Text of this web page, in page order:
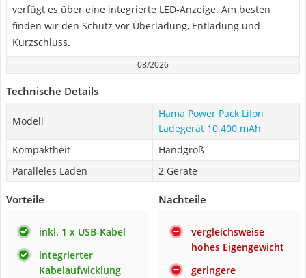
verfügt es über eine integrierte LED-Anzeige. Am besten
finden wir den Schutz vor Überladung, Entladung und
Kurzschluss.
08/2026
Technische Details
Modell
Hama Power Pack LiIon
Ladegerät 10.400 mAh
Kompaktheit
Handgroß
Paralleles Laden
2 Geräte
Vorteile
inkl. 1 x USB-Kabel
integrierter
Kabelaufwicklung
Nachteile
vergleichsweise
hohes Eigengewicht
geringere